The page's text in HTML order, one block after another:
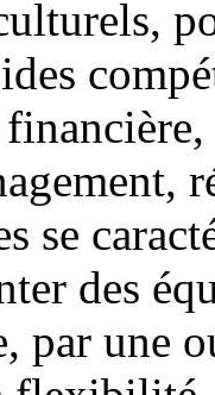
se
des
une